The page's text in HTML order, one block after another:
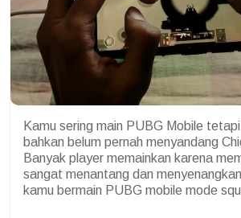
Kamu sering main PUBG Mobile
bahkan belum pernah menyandang
Banyak player memainkan karena
sangat menantang dan
kamu bermain PUBG mobile mode